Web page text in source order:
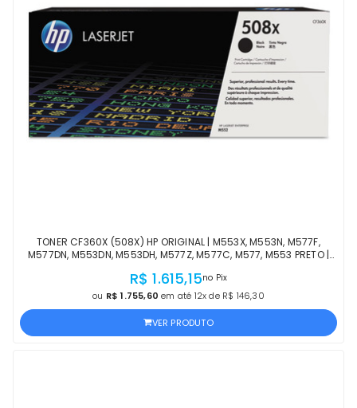
TONER CF360X (508X) HP ORIGINAL | M553X, M553N, M577F,
M577DN, M553DN, M553DH, M577Z, M577C, M577, M553 PRETO |
R$ 1.615,15no Pix
ou R$ 1.755,60 em até 12x de R$ 146,30
VER PRODUTO